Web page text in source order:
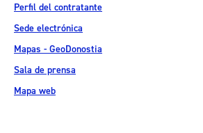
Perfil del contratante
Sede electrónica
Mapas - GeoDonostia
Sala de prensa
Mapa web